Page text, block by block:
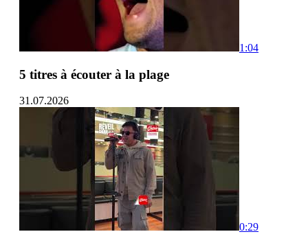
1:04
5 titres à écouter à la plage
31.07.2026
0:29